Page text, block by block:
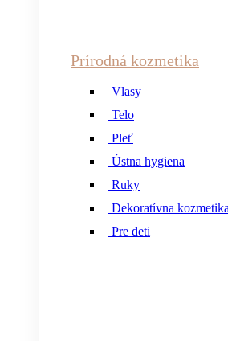
Prírodná kozmetika
Vlasy
Telo
Pleť
Ústna hygiena
Ruky
Dekoratívna kozmetika
Pre deti